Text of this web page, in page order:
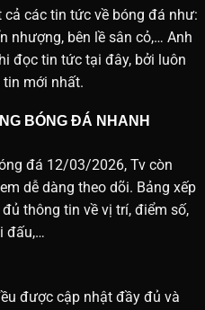
các tin tức về bóng đá như:
nhượng, bên lề sân cỏ,… Anh
đọc tin tức tại đây, bởi luôn
mới nhất.
BÓNG ĐÁ NHANH
đá 12/03/2026, Tv còn
dễ dàng theo dõi. Bảng xếp
thông tin về vị trí, điểm số,
đấu,…
được cập nhật đầy đủ và